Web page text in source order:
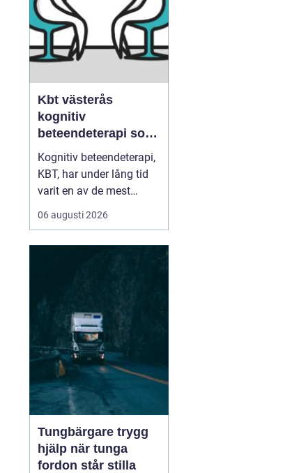
ansiktet, oc...
Kbt västerås
kognitiv
beteendeterapi som
skapar hållbar
förändring
Kognitiv beteendeterapi,
KBT, har under lång tid
varit en av de mest
välstuderade
terapiformerna inom
förstå hur behandlingen
06 augusti 2026
Tungbärgare trygg
hjälp när tunga
fordon står stilla